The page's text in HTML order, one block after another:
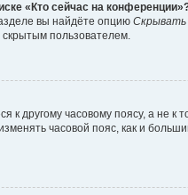
«Кто сейчас на
вы найдёте опцию Скрывать
пользователем.
другому часовому поясу, а не к
часовой пояс, как и